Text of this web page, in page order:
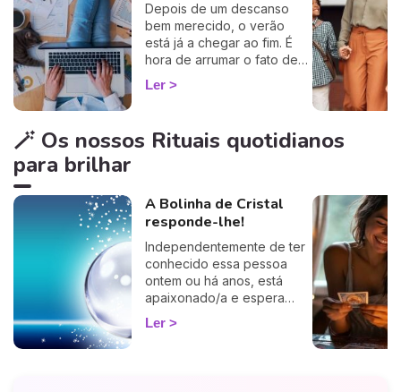
Depois de um descanso
bem merecido, o verão
está já a chegar ao fim. É
hora de arrumar o fato de
banho, ainda um pouco
húmido no fundo do
rede de descanso. O
família, vida amorosa… Mas
respire fundo, não volta a
bordo sozinho(a)! Preparei-
lhe o seu roteiro astral,
signo a signo, para retomar
o ritmo com suavidade e,
sobretudo, com um sorriso.
Ler
🪄 Os nossos Rituais quotidianos
para brilhar
A Bolinha de Cristal
responde-lhe!
Independentemente de ter
conhecido essa pessoa
ontem ou há anos, está
apaixonado/a e espera
desesperadamente por um
telefonema ou uma
Ler